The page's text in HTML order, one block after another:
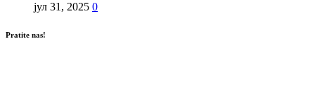
јул 31, 2025 0
Pratite nas!